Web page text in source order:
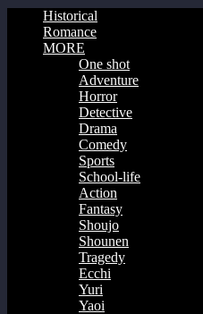
Historical
Romance
MORE
One shot
Adventure
Horror
Detective
Drama
Comedy
Sports
School-life
Action
Fantasy
Shoujo
Shounen
Tragedy
Ecchi
Yuri
Yaoi